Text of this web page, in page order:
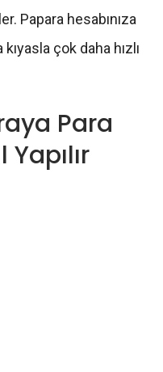
Papara hesabınıza
çok daha hızlı
Para